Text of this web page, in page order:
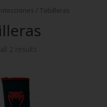
/ Tobilleras